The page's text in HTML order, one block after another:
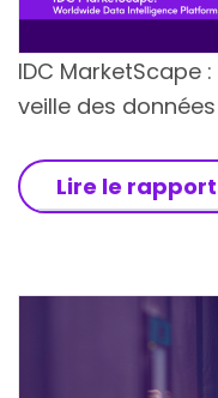
IDC MarketScape
veille des
Lire le rapport